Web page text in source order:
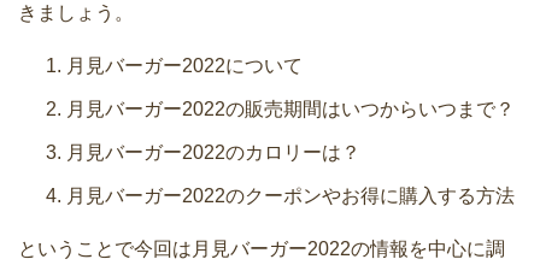
きましょう。
月見バーガー2022について
月見バーガー2022の販売期間はいつからいつまで？
月見バーガー2022のカロリーは？
月見バーガー2022のクーポンやお得に購入する方法
ということで今回は月見バーガー2022の情報を中心に調